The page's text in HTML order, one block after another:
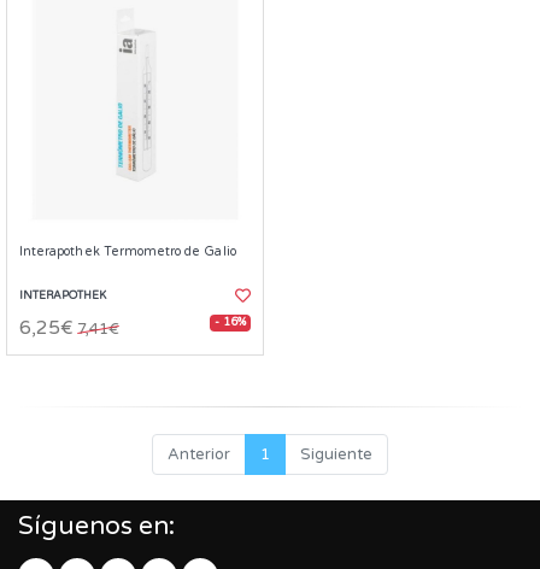
Interapothek Termometro de Galio
INTERAPOTHEK
6,25€ 7,41€ - 16%
Anterior 1 Siguiente
Síguenos en: